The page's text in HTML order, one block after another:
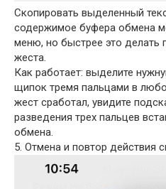
Скопировать выделенный
содержимое буфера обмена
меню, но быстрее это делать
жеста.
Как работает: выделите
щипок тремя пальцами в
жест сработал, увидите
разведения трех пальцев
обмена.
5. Отмена и повтор действия